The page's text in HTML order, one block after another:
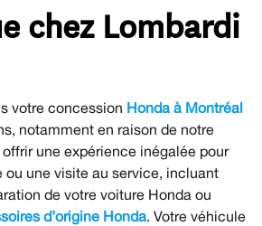
chez Lombardi
votre concession Honda à Montréal
notamment en raison de notre
une expérience inégalée pour
ou une visite au service, incluant
de votre voiture Honda ou
d’origine Honda. Votre véhicule